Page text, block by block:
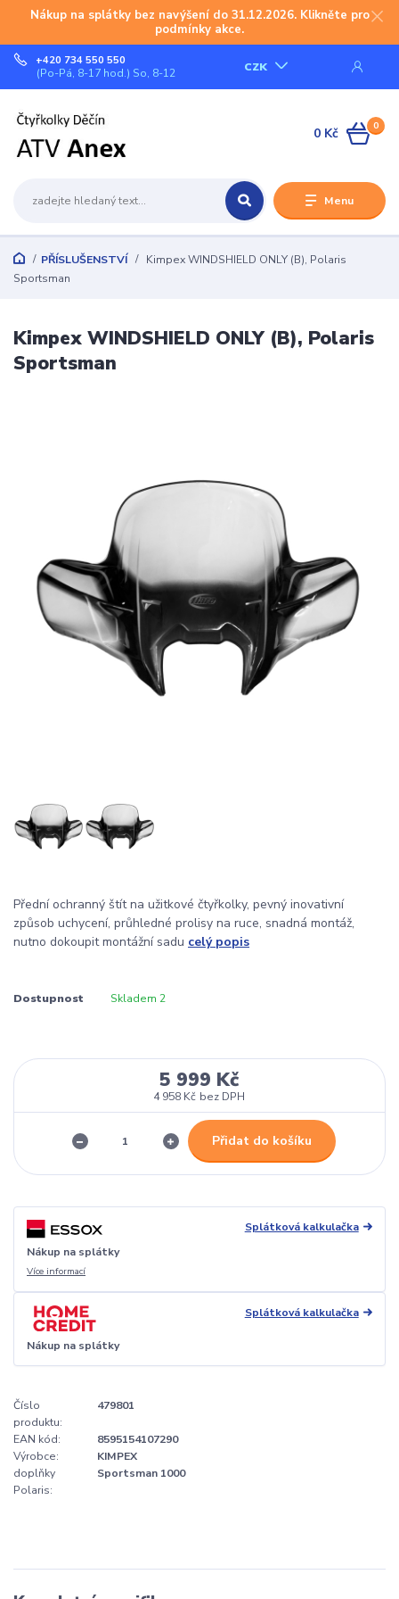
Nákup na splátky bez navýšení do 31.12.2026. Klikněte pro
podmínky akce.
Menu
CZK
+420 734 550 550
(Po-Pá, 8-17 hod.) So, 8-12
0
0 Kč
PŘÍSLUŠENSTVÍ
Kimpex WINDSHIELD ONLY (B), Polaris
Sportsman
Kimpex WINDSHIELD ONLY (B), Polaris
Sportsman
Přední ochranný štít na užitkové čtyřkolky, pevný inovativní
způsob uchycení, průhledné prolisy na ruce, snadná montáž,
nutno dokoupit montážní sadu celý popis
Dostupnost Skladem 2
5 999 Kč
4 958 Kč bez DPH
Přidat do košíku
Splátková kalkulačka
Nákup na splátky
Více informací
Splátková kalkulačka
Nákup na splátky
Číslo
produktu:
479801
EAN kód:
8595154107290
Výrobce:
KIMPEX
doplňky
Polaris:
Sportsman 1000